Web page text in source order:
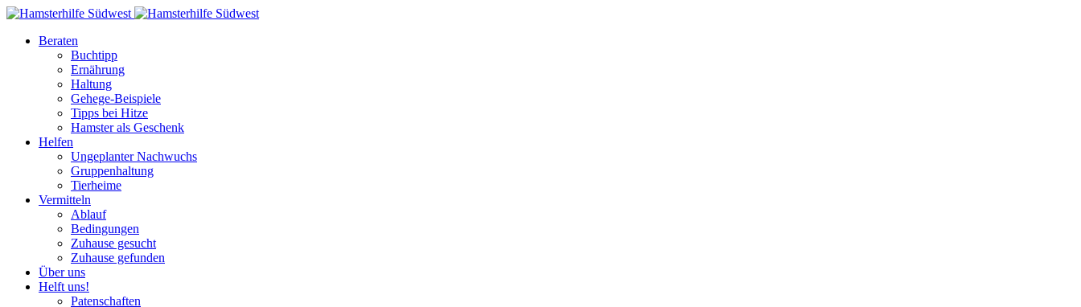
Beraten
Buchtipp
Ernährung
Haltung
Gehege-Beispiele
Tipps bei Hitze
Hamster als Geschenk
Helfen
Ungeplanter Nachwuchs
Gruppenhaltung
Tierheime
Vermitteln
Ablauf
Bedingungen
Zuhause gesucht
Zuhause gefunden
Über uns
Helft uns!
Patenschaften